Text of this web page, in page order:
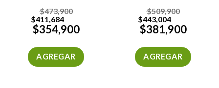
$473,900
$411,684
$354,900
AGREGAR
$509,900
$443,004
$381,900
AGREGAR